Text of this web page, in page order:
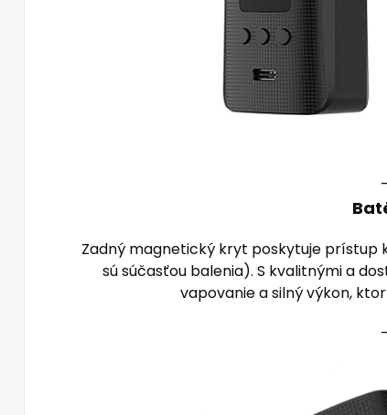
-
Zadný magnetický kryt poskytuje prístup
sú súčasťou balenia). S kvalitnými a
vapovanie a silný výkon,
-